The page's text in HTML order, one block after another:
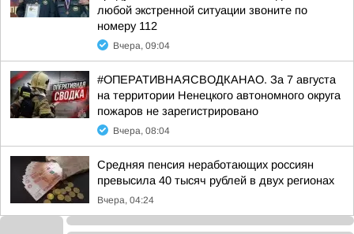
любой экстренной ситуации звоните по
номеру 112
Вчера, 09:04
#ОПЕРАТИВНАЯСВОДКАНАО. За 7 августа
на территории Ненецкого автономного округа
пожаров не зарегистрировано
Вчера, 08:04
Средняя пенсия неработающих россиян
превысила 40 тысяч рублей в двух регионах
Вчера, 04:24